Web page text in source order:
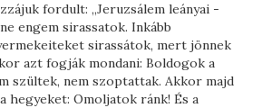
fordult: „Jeruzsálem leányai -
engem sirassatok. Inkább
sirassátok, mert jönnek
azt fogják mondani: Boldogok a
szültek, nem szoptattak. Akkor majd
hegyeket: Omoljatok ránk! És a